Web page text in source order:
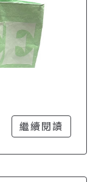
繼續閱讀